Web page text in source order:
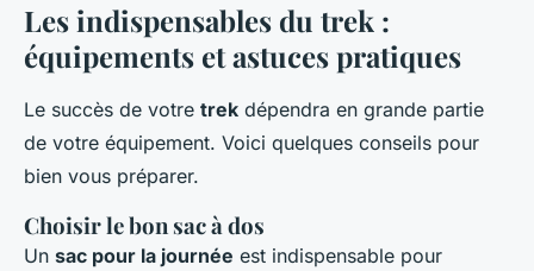
Les indispensables du trek :
équipements et astuces pratiques
Le succès de votre trek dépendra en grande partie
de votre équipement. Voici quelques conseils pour
bien vous préparer.
Choisir le bon sac à dos
Un sac pour la journée est indispensable pour